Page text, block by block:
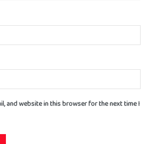
and website in this browser for the next time I